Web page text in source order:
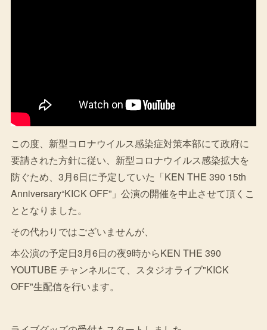
この度、新型コロナウイルス感染症対策本部にて政府に
要請された方針に従い、新型コロナウイルス感染拡大を
防ぐため、3月6日に予定していた「KEN THE 390 15th
Anniversary“KICK OFF”」公演の開催を中止させて頂くこ
ととなりました。
その代わりではございませんが、
本公演の予定日3月6日の夜9時からKEN THE 390
YOUTUBE チャンネルにて、スタジオライブ"KICK
OFF"生配信を行います。